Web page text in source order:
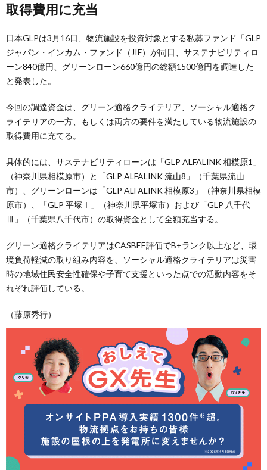
取得費用に充当
日本GLPは3月16日、物流施設を投資対象とする私募ファンド「GLP
ジャパン・インカム・ファンド（JIF）が同日、サステナビリティロ
ーン840億円、グリーンローン660億円の総額1500億円を調達した
と発表した。
今回の調達資金は、グリーン適格クライテリア、ソーシャル適格ク
ライテリアの一方、もしくは両方の要件を満たしている物流施設の
取得費用に充てる。
具体的には、サステナビリティローンは「GLP ALFALINK 相模原1」
（神奈川県相模原市）と「GLP ALFALINK 流山8」（千葉県流山
市）、グリーンローンは「GLP ALFALINK 相模原3」（神奈川県相模
原市）、「GLP 平塚Ⅰ」（神奈川県平塚市）および「GLP 八千代
Ⅲ」（千葉県八千代市）の取得資金として全額充当する。
グリーン適格クライテリアはCASBEE評価でB+ランク以上など、環
境負荷軽減の取り組み内容を、ソーシャル適格クライテリアは災害
時の地域住民安全性確保や子育て支援といった点での活動内容をそ
れぞれ評価している。
（藤原秀行）